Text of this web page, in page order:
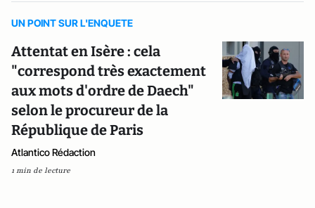
UN POINT SUR L'ENQUETE
Attentat en Isère : cela
"correspond très exactement
aux mots d'ordre de Daech"
selon le procureur de la
République de Paris
Atlantico Rédaction
1 min de lecture